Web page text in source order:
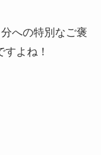
への特別なご褒
よね！